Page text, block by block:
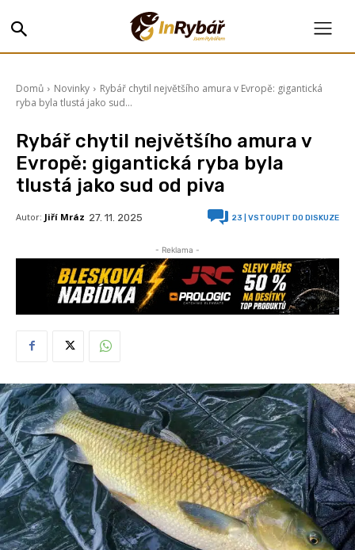
Domů Novinky
Rybář chytil největšího amura v Evropě: gigantická
ryba byla tlustá jako sud...
Rybář chytil největšího amura v
Evropě: gigantická ryba byla
tlustá jako sud od piva
Autor: Jiří Mráz 27. 11. 2025 23 | VSTOUPIT DO DISKUZE
- Reklama -